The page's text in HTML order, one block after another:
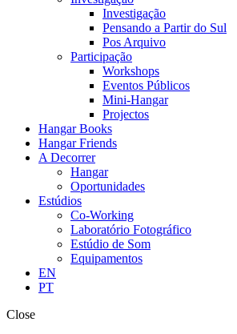
Investigação
Pensando a Partir do Sul
Pos Arquivo
Participação
Workshops
Eventos Públicos
Mini-Hangar
Projectos
Hangar Books
Hangar Friends
A Decorrer
Hangar
Oportunidades
Estúdios
Co-Working
Laboratório Fotográfico
Estúdio de Som
Equipamentos
EN
PT
Close